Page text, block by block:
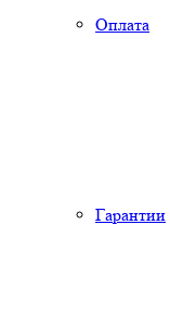
Оплата
Гарантии